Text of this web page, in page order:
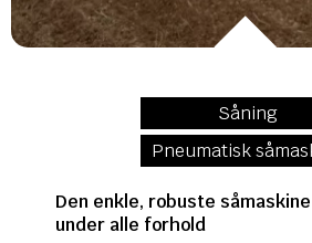
Såning
Pneumatisk
Den enkle, robuste
under alle forhold